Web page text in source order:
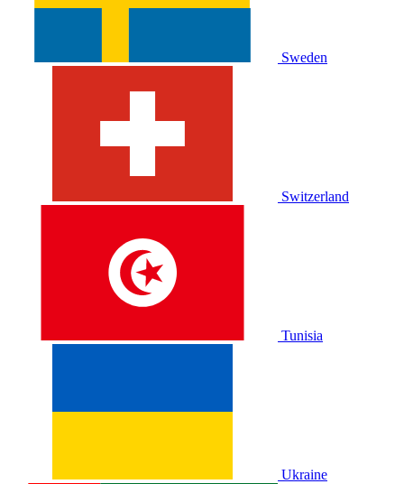
Sweden
Switzerland
Tunisia
Ukraine